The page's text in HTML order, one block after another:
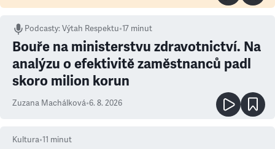
Podcasty:Výtah Respektu•17 minut
Bouře na ministerstvu zdravotnictví. Na
analýzu o efektivitě zaměstnanců padl
skoro milion korun
Zuzana Machálková•6. 8. 2026
Kultura•11 minut